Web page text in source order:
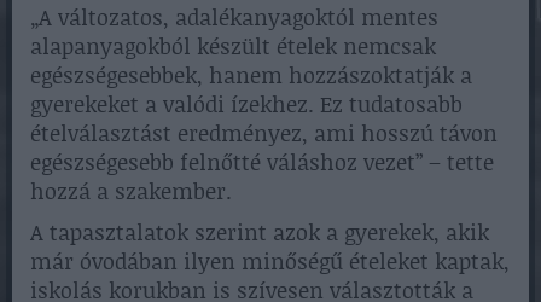
„A változatos, adalékanyagoktól mentes
alapanyagokból készült ételek nemcsak
egészségesebbek, hanem hozzászoktatják a
gyerekeket a valódi ízekhez. Ez tudatosabb
ételválasztást eredményez, ami hosszú távon
egészségesebb felnőtté váláshoz vezet” – tette
hozzá a szakember.
A tapasztalatok szerint azok a gyerekek, akik
már óvodában ilyen minőségű ételeket kaptak,
iskolás korukban is szívesen választották a